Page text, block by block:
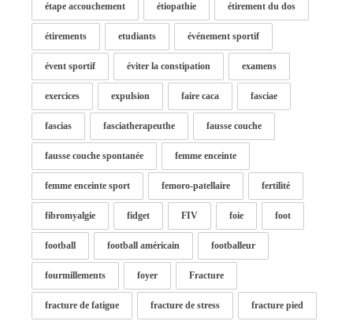
étape accouchement étiopathie étirement du dos
étirements etudiants événement sportif
évent sportif éviter la constipation examens
exercices expulsion faire caca fasciae
fascias fasciatherapeuthe fausse couche
fausse couche spontanée femme enceinte
femme enceinte sport femoro-patellaire fertilité
fibromyalgie fidget FIV foie foot
football football américain footballeur
fourmillements foyer Fracture
fracture de fatigue fracture de stress fracture pied